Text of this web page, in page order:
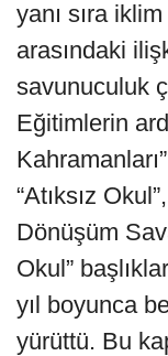
yanı sıra
arasındaki
savunuculuk
Eğitimlerin
“Atıksız
Dönüşüm
Okul”
yıl boyunca
yürüttü. Bu